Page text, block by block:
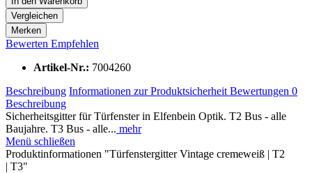
Vergleichen
Merken
Bewerten Empfehlen
Artikel-Nr.: 7004260
Beschreibung Informationen zur Produktsicherheit Bewertungen 0
Beschreibung
Sicherheitsgitter für Türfenster in Elfenbein Optik. T2 Bus - alle
Baujahre. T3 Bus - alle... mehr
Menü schließen
Produktinformationen "Türfenstergitter Vintage cremeweiß | T2
| T3"